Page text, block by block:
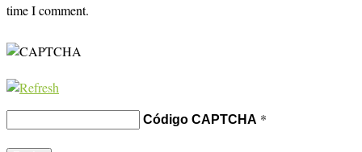
time I comment.
Código CAPTCHA *